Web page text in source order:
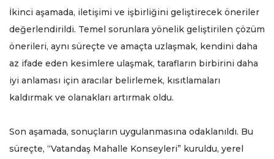
İkinci aşamada, iletişimi ve işbirliğini geliştirecek öneriler
değerlendirildi. Temel sorunlara yönelik geliştirilen çözüm
önerileri, aynı süreçte ve amaçta uzlaşmak, kendini daha
az ifade eden kesimlere ulaşmak, tarafların birbirini daha
iyi anlaması için aracılar belirlemek, kısıtlamaları
kaldırmak ve olanakları artırmak oldu.
Son aşamada, sonuçların uygulanmasına odaklanıldı. Bu
süreçte, “Vatandaş Mahalle Konseyleri” kuruldu, yerel